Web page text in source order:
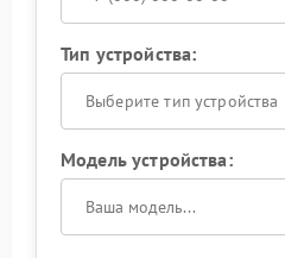
Тип устройства:
Выберите тип устройства
Модель устройства: